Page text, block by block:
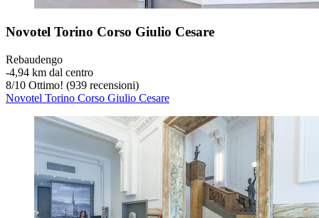
Novotel Torino Corso Giulio Cesare
Rebaudengo
‐4,94 km dal centro
8/10 Ottimo! (939 recensioni)
Novotel Torino Corso Giulio Cesare